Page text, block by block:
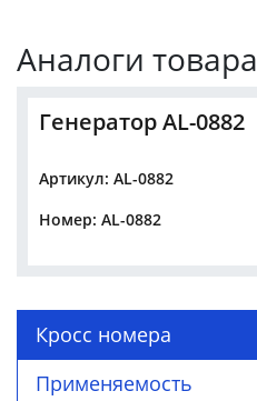
Аналоги товара
Генератор AL-0882
Артикул: AL-0882
Номер: AL-0882
Кросс номера
Применяемость